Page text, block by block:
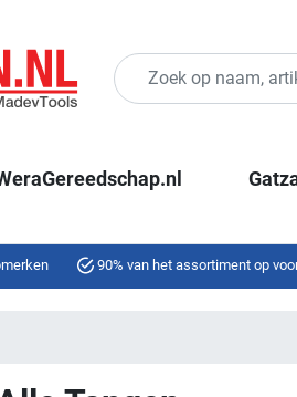
90% van het assortiment op